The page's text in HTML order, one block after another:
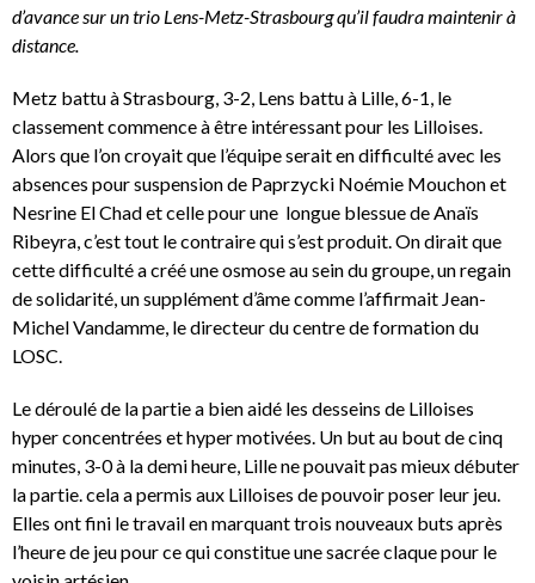
d’avance sur un trio Lens-Metz-Strasbourg qu’il faudra maintenir à
distance.
Metz battu à Strasbourg, 3-2, Lens battu à Lille, 6-1, le
classement commence à être intéressant pour les Lilloises.
Alors que l’on croyait que l’équipe serait en difficulté avec les
absences pour suspension de Paprzycki Noémie Mouchon et
Nesrine El Chad et celle pour une longue blessue de Anaïs
Ribeyra, c’est tout le contraire qui s’est produit. On dirait que
cette difficulté a créé une osmose au sein du groupe, un regain
de solidarité, un supplément d’âme comme l’affirmait Jean-
Michel Vandamme, le directeur du centre de formation du
LOSC.
Le déroulé de la partie a bien aidé les desseins de Lilloises
hyper concentrées et hyper motivées. Un but au bout de cinq
minutes, 3-0 à la demi heure, Lille ne pouvait pas mieux débuter
la partie. cela a permis aux Lilloises de pouvoir poser leur jeu.
Elles ont fini le travail en marquant trois nouveaux buts après
l’heure de jeu pour ce qui constitue une sacrée claque pour le